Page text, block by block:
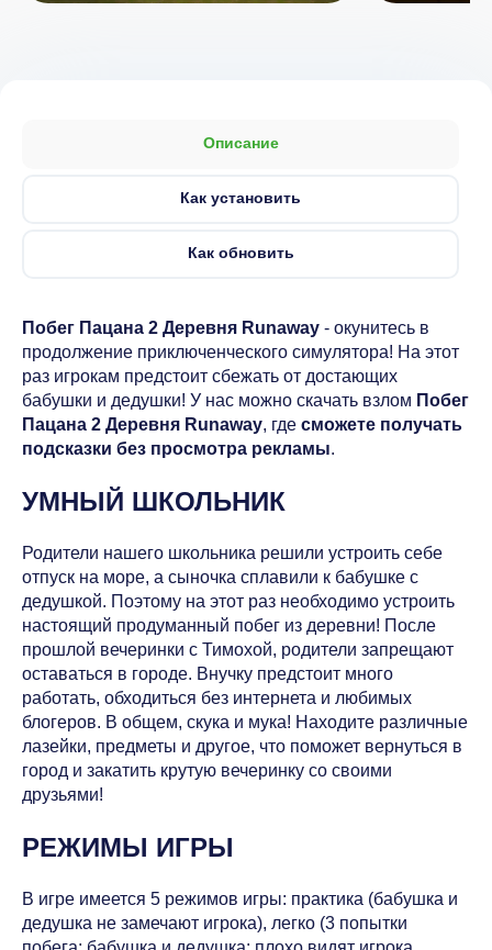
Описание
Как установить
Как обновить
Побег Пацана 2 Деревня Runaway - окунитесь в
продолжение приключенческого симулятора! На этот
раз игрокам предстоит сбежать от достающих
бабушки и дедушки! У нас можно скачать взлом Побег
Пацана 2 Деревня Runaway, где сможете получать
подсказки без просмотра рекламы.
УМНЫЙ ШКОЛЬНИК
Родители нашего школьника решили устроить себе
отпуск на море, а сыночка сплавили к бабушке с
дедушкой. Поэтому на этот раз необходимо устроить
настоящий продуманный побег из деревни! После
прошлой вечеринки с Тимохой, родители запрещают
оставаться в городе. Внучку предстоит много
работать, обходиться без интернета и любимых
блогеров. В общем, скука и мука! Находите различные
лазейки, предметы и другое, что поможет вернуться в
город и закатить крутую вечеринку со своими
друзьями!
РЕЖИМЫ ИГРЫ
В игре имеется 5 режимов игры: практика (бабушка и
дедушка не замечают игрока), легко (3 попытки